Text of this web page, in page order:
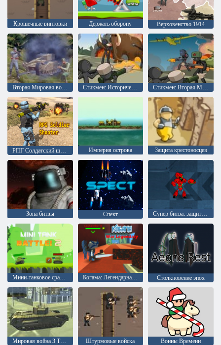
Крошечные винтовки Держать оборону Верховенство 1914
Стикмен: Исторические битвы
РПГ Солдатский шутер Империя острова Защита крестоносцев
Зона битвы Спект Супер битва: защита роботов
Когама: Легендарная война Столкновение эпох
Мировая война 3 Танковая битва Штурмовые войска Воины Времени